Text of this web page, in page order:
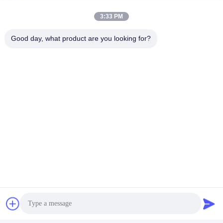
3:33 PM
Good day, what product are you looking for?